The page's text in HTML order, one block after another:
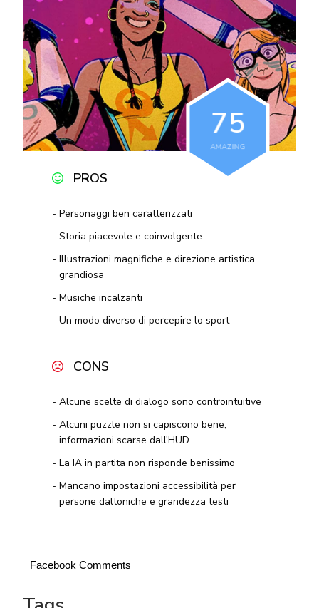
75
AMAZING
PROS
Personaggi ben caratterizzati
Storia piacevole e coinvolgente
Illustrazioni magnifiche e direzione artistica
grandiosa
Musiche incalzanti
Un modo diverso di percepire lo sport
CONS
Alcune scelte di dialogo sono controintuitive
Alcuni puzzle non si capiscono bene,
informazioni scarse dall'HUD
La IA in partita non risponde benissimo
Mancano impostazioni accessibilità per
persone daltoniche e grandezza testi
Facebook Comments